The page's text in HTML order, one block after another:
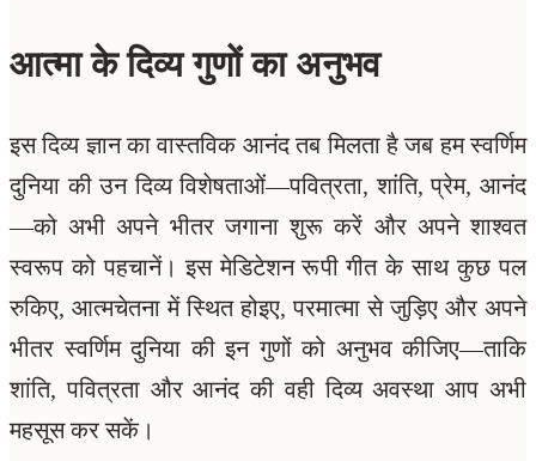
आत्मा के दिव्य गुणों का अनुभव
इस दिव्य ज्ञान का वास्तविक आनंद तब मिलता है जब हम स्वर्णिम
दुनिया की उन दिव्य विशेषताओं—पवित्रता, शांति, प्रेम, आनंद
—को अभी अपने भीतर जगाना शुरू करें और अपने शाश्वत
स्वरूप को पहचानें। इस मेडिटेशन रूपी गीत के साथ कुछ पल
रुकिए, आत्मचेतना में स्थित होइए, परमात्मा से जुड़िए और अपने
भीतर स्वर्णिम दुनिया की इन गुणों को अनुभव कीजिए—ताकि
शांति, पवित्रता और आनंद की वही दिव्य अवस्था आप अभी
महसूस कर सकें।